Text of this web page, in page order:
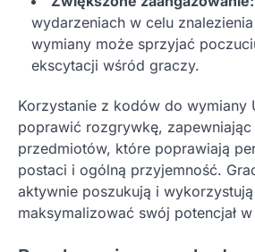
wydarzeniach w celu
wymiany może sprzyjać
ekscytacji wśród graczy.
Korzystanie z kodów do wymiany
poprawić rozgrywkę,
przedmiotów, które poprawiają
postaci i ogólną przyjemność.
aktywnie poszukują i
maksymalizować swój potencjał